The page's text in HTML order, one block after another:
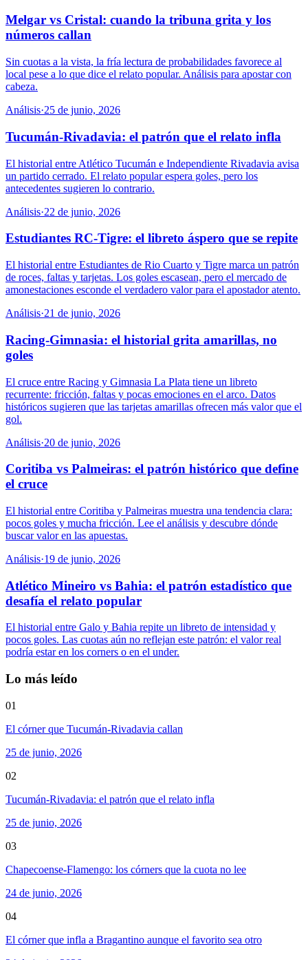
Melgar vs Cristal: cuando la tribuna grita y los
números callan
Sin cuotas a la vista, la fría lectura de probabilidades favorece al
local pese a lo que dice el relato popular. Análisis para apostar con
cabeza.
Análisis·25 de junio, 2026
Tucumán-Rivadavia: el patrón que el relato infla
El historial entre Atlético Tucumán e Independiente Rivadavia avisa
un partido cerrado. El relato popular espera goles, pero los
antecedentes sugieren lo contrario.
Análisis·22 de junio, 2026
Estudiantes RC-Tigre: el libreto áspero que se repite
El historial entre Estudiantes de Rio Cuarto y Tigre marca un patrón
de roces, faltas y tarjetas. Los goles escasean, pero el mercado de
amonestaciones esconde el verdadero valor para el apostador atento.
Análisis·21 de junio, 2026
Racing-Gimnasia: el historial grita amarillas, no
goles
El cruce entre Racing y Gimnasia La Plata tiene un libreto
recurrente: fricción, faltas y pocas emociones en el arco. Datos
históricos sugieren que las tarjetas amarillas ofrecen más valor que el
gol.
Análisis·20 de junio, 2026
Coritiba vs Palmeiras: el patrón histórico que define
el cruce
El historial entre Coritiba y Palmeiras muestra una tendencia clara:
pocos goles y mucha fricción. Lee el análisis y descubre dónde
buscar valor en las apuestas.
Análisis·19 de junio, 2026
Atlético Mineiro vs Bahia: el patrón estadístico que
desafía el relato popular
El historial entre Galo y Bahia repite un libreto de intensidad y
pocos goles. Las cuotas aún no reflejan este patrón: el valor real
podría estar en los corners o en el under.
Lo más leído
01
El córner que Tucumán-Rivadavia callan
25 de junio, 2026
02
Tucumán-Rivadavia: el patrón que el relato infla
25 de junio, 2026
03
Chapecoense-Flamengo: los córners que la cuota no lee
24 de junio, 2026
04
El córner que infla a Bragantino aunque el favorito sea otro